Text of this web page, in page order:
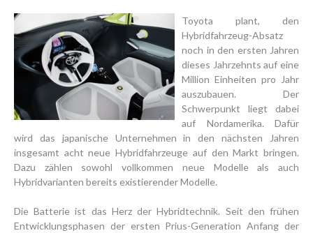
Toyota plant, den
Hybridfahrzeug-Absatz
noch in den ersten Jahren
dieses Jahrzehnts auf eine
Million Einheiten pro Jahr
auszubauen. Der
Schwerpunkt liegt dabei
auf Nordamerika. Dafür
wird das japanische Unternehmen in den nächsten Jahren
insgesamt acht neue Hybridfahrzeuge auf den Markt bringen.
Dazu zählen sowohl vollkommen neue Modelle als auch
Hybridvarianten bereits existierender Modelle.
Die Batterie ist das Herz der Hybridtechnik. Seit den frühen
Entwicklungsphasen der ersten Prius-Generation Anfang der